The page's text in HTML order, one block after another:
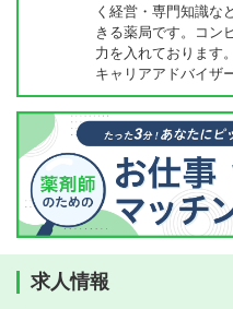
く経営・専門知識な
きる薬局です。コン
力を入れております。
キャリアアドバイザ
求人情報